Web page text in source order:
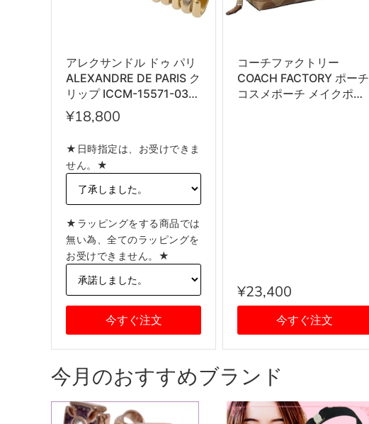
アレクサンドル ドゥ パリ
ALEXANDRE DE PARIS ク
リップ ICCM-15571-03
IVO I1 PINCES VENDOME
ヴァンドーム Mサイズ ス
ワロフスキークリスタル
髪留め レディース アイボ
リー系
¥18,800
★日時指定は、お受けできま
せん。★
★ラッピングをする商品では
無い為、全てのラッピングを
お受けできません。★
今すぐ注文
コーチファクトリー
COACH FACTORY ポーチ
コスメポーチ メイクポー
¥23,400
今すぐ注文
今月のおすすめブランド